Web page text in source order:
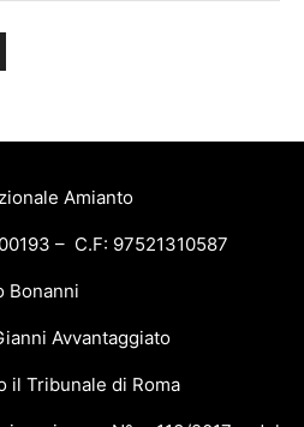
Amianto
– C.F: 97521310587
Bonanni
Avvantaggiato
il Tribunale di Roma